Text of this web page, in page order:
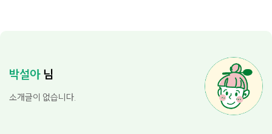
박설아님
소개글이 없습니다.